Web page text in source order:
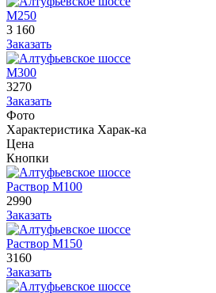
М250
3 160
Заказать
М300
3270
Заказать
Фото
Характеристика Харак-ка
Цена
Кнопки
Раствор М100
2990
Заказать
Раствор М150
3160
Заказать